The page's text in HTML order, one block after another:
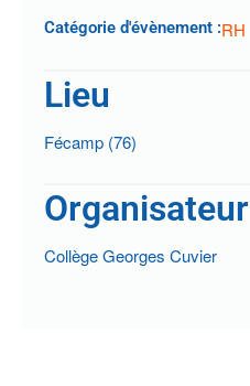
Catégorie d'évènement :RH
Lieu
Fécamp (76)
Organisateur
Collège Georges Cuvier